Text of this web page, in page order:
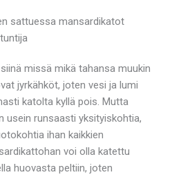
sattuessa mansardikatot
missä mikä tahansa muukin
jyrkähköt, joten vesi ja lumi
katolta kyllä pois. Mutta
usein runsaasti yksityiskohtia,
ihan kaikkien
voi olla katettu
huovasta peltiin, joten